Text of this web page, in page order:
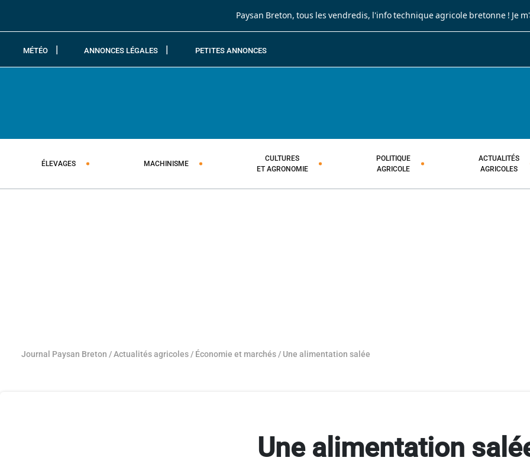
Paysan Breton, tous les vendredis, l'info technique agricole bretonne ! Je
MÉTÉO ANNONCES LÉGALES PETITES ANNONCES
ÉLEVAGES MACHINISME
CULTURES
ET AGRONOMIE
POLITIQUE
AGRICOLE
ACTUALITÉS
AGRICOLES
Journal Paysan Breton /Actualités agricoles / Économie et marchés / Une alimentation salée
Une alimentation